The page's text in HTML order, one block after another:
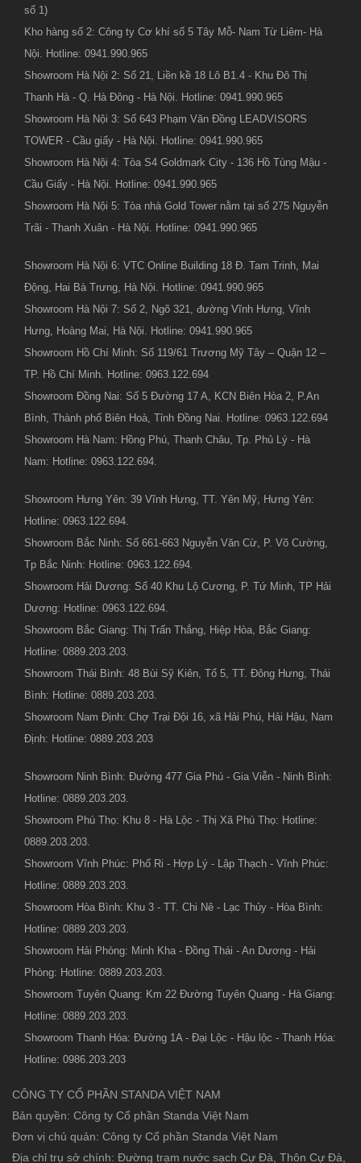
số 1)
Kho hàng số 2: Công ty Cơ khí số 5 Tây Mỗ- Nam Từ Liêm- Hà
Nội. Hotline: 0941.990.965
Showroom Hà Nội 2: Số 21, Liền kề 18 Lô B1.4 - Khu Đô Thị
Thanh Hà - Q. Hà Đông - Hà Nội. Hotline: 0941.990.965
Showroom Hà Nội 3: Số 643 Phạm Văn Đồng LEADVISORS
TOWER - Cầu giấy - Hà Nội. Hotline: 0941.990.965
Showroom Hà Nội 4: Tòa S4 Goldmark City - 136 Hồ Tùng Mậu -
Cầu Giấy - Hà Nội. Hotline: 0941.990.965
Showroom Hà Nội 5: Tòa nhà Gold Tower nằm tại số 275 Nguyễn
Trãi - Thanh Xuân - Hà Nội. Hotline: 0941.990.965
Showroom Hà Nội 6: VTC Online Building 18 Đ. Tam Trinh, Mai
Động, Hai Bà Trưng, Hà Nội. Hotline: 0941.990.965
Showroom Hà Nội 7: Số 2, Ngõ 321, đường Vĩnh Hưng, Vĩnh
Hưng, Hoàng Mai, Hà Nội. Hotline: 0941.990.965
Showroom Hồ Chí Minh: Số 119/61 Trương Mỹ Tây – Quận 12 –
TP. Hồ Chí Minh. Hotline: 0963.122.694
Showroom Đồng Nai: Số 5 Đường 17 A, KCN Biên Hòa 2, P.An
Bình, Thành phố Biên Hoà, Tỉnh Đồng Nai. Hotline: 0963.122.694
Showroom Hà Nam: Hồng Phú, Thanh Châu, Tp. Phủ Lý - Hà
Nam: Hotline: 0963.122.694.
Showroom Hưng Yên: 39 Vĩnh Hưng, TT. Yên Mỹ, Hưng Yên:
Hotline: 0963.122.694.
Showroom Bắc Ninh: Số 661-663 Nguyễn Văn Cừ, P. Võ Cường,
Tp Bắc Ninh: Hotline: 0963.122.694.
Showroom Hải Dương: Số 40 Khu Lộ Cương, P. Tứ Minh, TP Hải
Dương: Hotline: 0963.122.694.
Showroom Bắc Giang: Thị Trấn Thắng, Hiệp Hòa, Bắc Giang:
Hotline: 0889.203.203.
Showroom Thái Bình: 48 Bùi Sỹ Kiên, Tổ 5, TT. Đông Hưng, Thái
Bình: Hotline: 0889.203.203.
Showroom Nam Định: Chợ Trại Đội 16, xã Hải Phú, Hải Hậu, Nam
Định: Hotline: 0889.203.203
Showroom Ninh Bình: Đường 477 Gia Phú - Gia Viễn - Ninh Bình:
Hotline: 0889.203.203.
Showroom Phú Thọ: Khu 8 - Hà Lộc - Thị Xã Phú Thọ: Hotline:
0889.203.203.
Showroom Vĩnh Phúc: Phố Ri - Hợp Lý - Lập Thạch - Vĩnh Phúc:
Hotline: 0889.203.203.
Showroom Hòa Bình: Khu 3 - TT. Chi Nê - Lạc Thủy - Hòa Bình:
Hotline: 0889.203.203.
Showroom Hải Phòng: Minh Kha - Đồng Thái - An Dương - Hải
Phòng: Hotline: 0889.203.203.
Showroom Tuyên Quang: Km 22 Đường Tuyên Quang - Hà Giang:
Hotline: 0889.203.203.
Showroom Thanh Hóa: Đường 1A - Đại Lộc - Hậu lộc - Thanh Hóa:
Hotline: 0986.203.203
CÔNG TY CỔ PHẦN STANDA VIỆT NAM
Bản quyền: Công ty Cổ phần Standa Việt Nam
Đơn vị chủ quản: Công ty Cổ phần Standa Việt Nam
Địa chỉ trụ sở chính: Đường trạm nước sạch Cự Đà, Thôn Cự Đà,